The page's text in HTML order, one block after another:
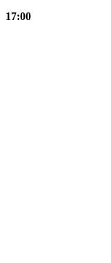
17:00